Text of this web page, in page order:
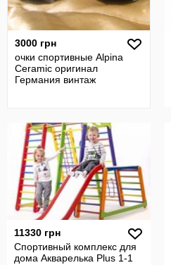
3000 грн
очки спортивные Alpina
Ceramic оригинал
Германия винтаж
11330 грн
Спортивный комплекс для
дома Акварелька Plus 1-1